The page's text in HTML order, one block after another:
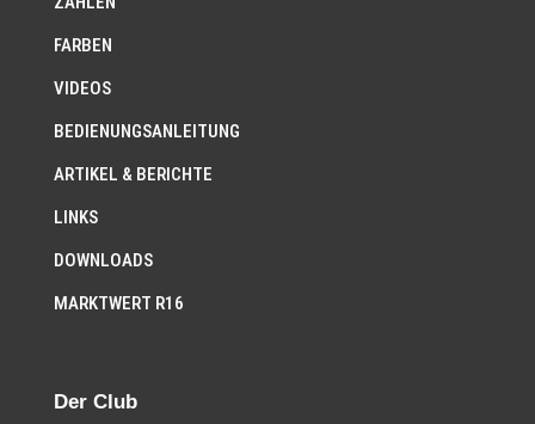
FARBEN
VIDEOS
BEDIENUNGSANLEITUNG
ARTIKEL & BERICHTE
LINKS
DOWNLOADS
MARKTWERT R16
Der Club